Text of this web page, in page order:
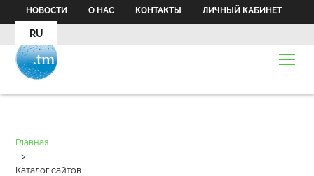
НОВОСТИ О НАС КОНТАКТЫ ЛИЧНЫЙ КАБИНЕТ
RU
Главная
>
Каталог сайтов